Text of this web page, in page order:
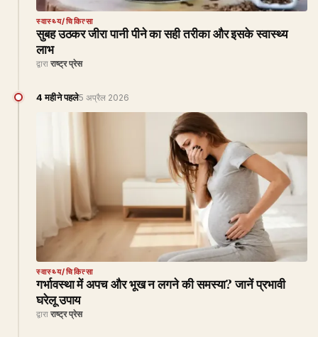
स्वास्थ्य/चिकित्सा
सुबह उठकर जीरा पानी पीने का सही तरीका और इसके स्वास्थ्य
लाभ
द्वारा राष्ट्र प्रेस
4 महीने पहले5 अप्रैल 2026
स्वास्थ्य/चिकित्सा
गर्भावस्था में अपच और भूख न लगने की समस्या? जानें प्रभावी
घरेलू उपाय
द्वारा राष्ट्र प्रेस